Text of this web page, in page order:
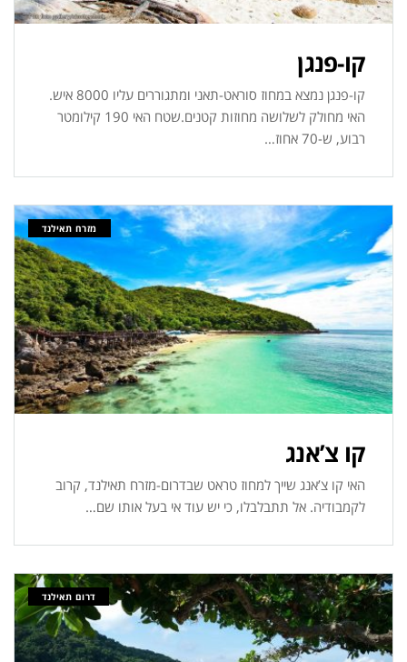
קו-פנגן
קו-פנגן נמצא במחוז סוראט-תאני ומתגוררים עליו 8000 איש.
האי מחולק לשלושה מחוזות קטנים.שטח האי 190 קילומטר
רבוע, ש-70 אחוז…
מזרח תאילנד
קו צ’אנג
האי קו צ’אנג שייך למחוז טראט שבדרום-מזרח תאילנד, קרוב
לקמבודיה. אל תתבלבלו, כי יש עוד אי בעל אותו שם…
דרום תאילנד